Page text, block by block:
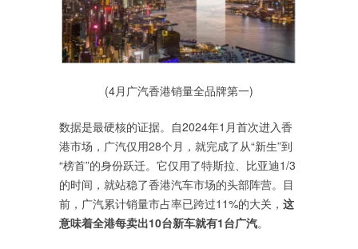
(4月广汽香港销量全品牌第一)
数据是最硬核的证据。自2024年1月首次进入香
港市场，广汽仅用28个月，就完成了从“新生”到
“榜首”的身份跃迁。它仅用了特斯拉、比亚迪1/3
的时间，就站稳了香港汽车市场的头部阵营。目
前，广汽累计销量市占率已跨过11%的大关， 这
意味着全港每卖出10台新车就有1台广汽。